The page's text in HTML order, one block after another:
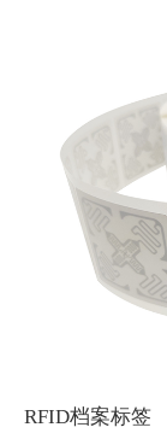
RFID档案标签